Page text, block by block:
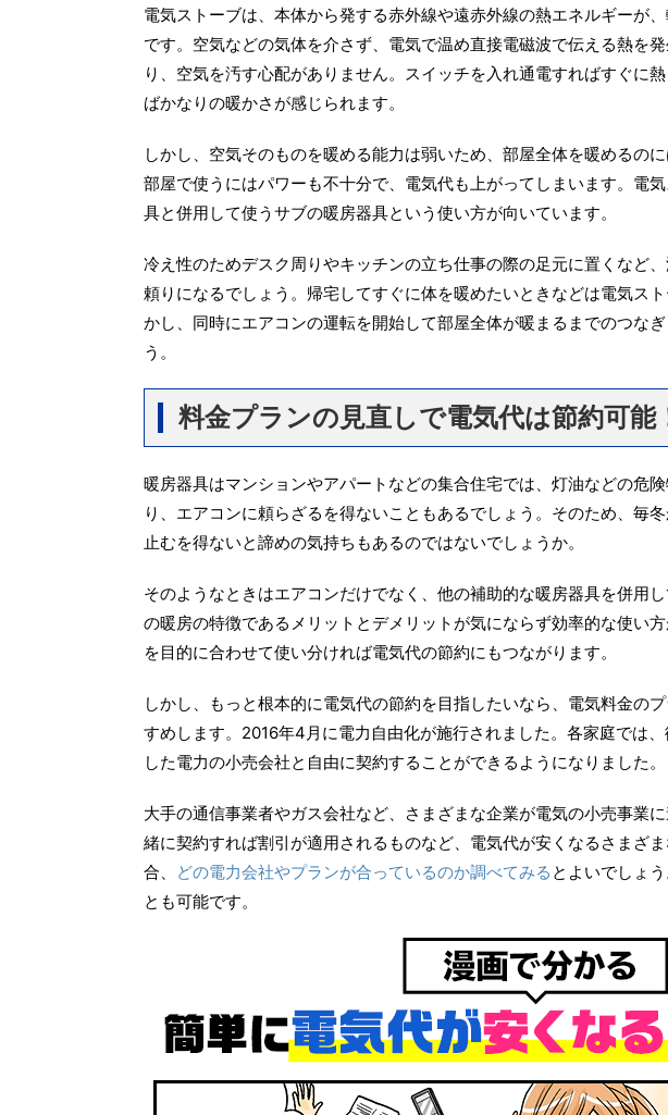
電気ストーブは、本体から発する赤外線や遠赤外線の熱エネルギーが
です。空気などの気体を介さず、電気で温め直接電磁波で伝える熱を
り、空気を汚す心配がありません。スイッチを入れ通電すればすぐに
ばかなりの暖かさが感じられます。
しかし、空気そのものを暖める能力は弱いため、部屋全体を暖めるの
部屋で使うにはパワーも不十分で、電気代も上がってしまいます。電
具と併用して使うサブの暖房器具という使い方が向いています。
冷え性のためデスク周りやキッチンの立ち仕事の際の足元に置くなど
頼りになるでしょう。帰宅してすぐに体を暖めたいときなどは電気ス
かし、同時にエアコンの運転を開始して部屋全体が暖まるまでのつな
う。
料金プランの見直しで電気代は節約可能
暖房器具はマンションやアパートなどの集合住宅では、灯油などの危
り、エアコンに頼らざるを得ないこともあるでしょう。そのため、毎
止むを得ないと諦めの気持ちもあるのではないでしょうか。
そのようなときはエアコンだけでなく、他の補助的な暖房器具を併用
の暖房の特徴であるメリットとデメリットが気にならず効率的な使い
を目的に合わせて使い分ければ電気代の節約にもつながります。
しかし、もっと根本的に電気代の節約を目指したいなら、電気料金の
すめします。2016年4月に電力自由化が施行されました。各家庭では
した電力の小売会社と自由に契約することができるようになりました。
大手の通信事業者やガス会社など、さまざまな企業が電気の小売事業
緒に契約すれば割引が適用されるものなど、電気代が安くなるさまざ
合、
どの電力会社やプランが合っているのか調べてみる とよいでしょ
とも可能です。